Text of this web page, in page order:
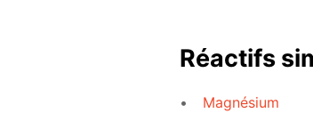
Réactifs
Magnésium